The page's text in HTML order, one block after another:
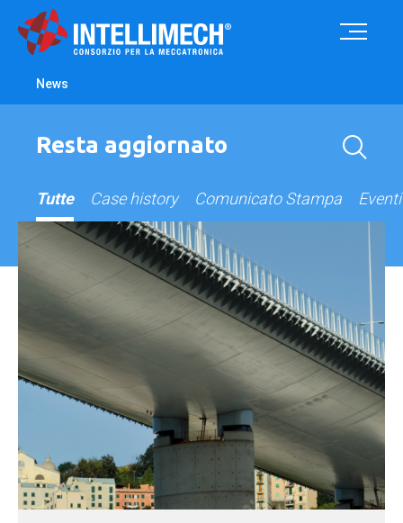
News
Resta aggiornato
Tutte Case history Comunicato Stampa Eventi